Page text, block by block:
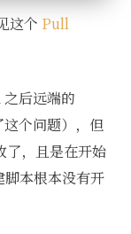
这个 Pull
后远端的
个问题），但
，且是在开始
本根本没有开